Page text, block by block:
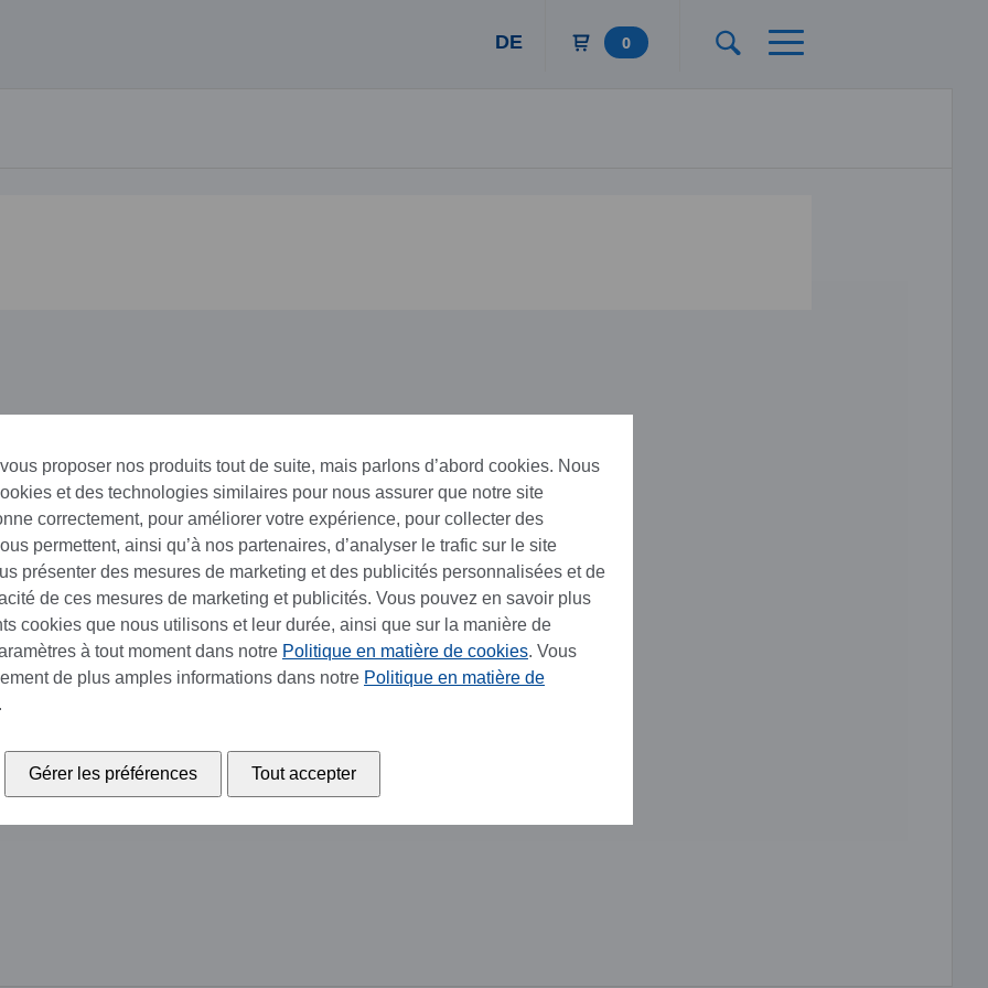
DE 0
proposer nos produits tout de suite, mais parlons d’abord cookies. Nous
et des technologies similaires pour nous assurer que notre site
correctement, pour améliorer votre expérience, pour collecter des
permettent, ainsi qu’à nos partenaires, d’analyser le trafic sur le site
présenter des mesures de marketing et des publicités personnalisées et de
de ces mesures de marketing et publicités. Vous pouvez en savoir plus
cookies que nous utilisons et leur durée, ainsi que sur la manière de
à tout moment dans notre Politique en matière de cookies. Vous
de plus amples informations dans notre Politique en matière de
.
Gérer les préférences Tout accepter